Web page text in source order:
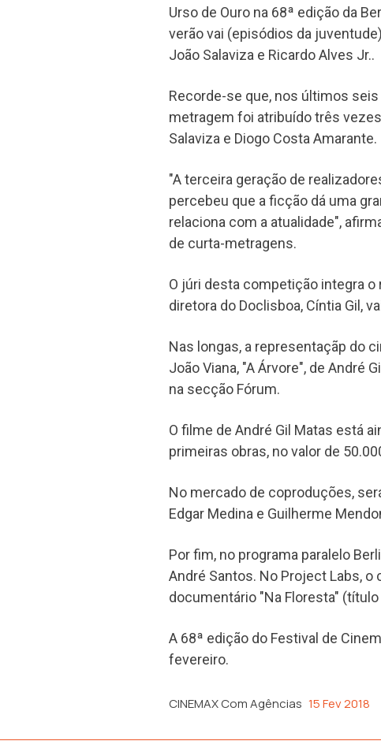
Urso de Ouro na 68ª edição da
verão vai (episódios da
João Salaviza e Ricardo Alves Jr..
Recorde-se que, nos últimos
metragem foi atribuído três
Salaviza e Diogo Costa Amarante.
"A terceira geração de
percebeu que a ficção dá uma
relaciona com a atualidade",
de curta-metragens.
O júri desta competição integra o
diretora do Doclisboa, Cíntia Gil,
Nas longas, a representaçãp do
João Viana, "A Árvore", de André
na secção Fórum.
O filme de André Gil Matas está
primeiras obras, no valor de
No mercado de coproduções,
Edgar Medina e Guilherme
Por fim, no programa paralelo
André Santos. No Project Labs,
documentário "Na Floresta"
A 68ª edição do Festival de
fevereiro.
CINEMAX Com Agências 15 Fev 2018